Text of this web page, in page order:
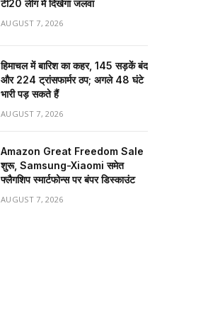
टी20 लीग में दिखेगा जलवा
AUGUST 7, 2026
हिमाचल में बारिश का कहर, 145 सड़कें बंद
और 224 ट्रांसफार्मर ठप; अगले 48 घंटे
भारी पड़ सकते हैं
AUGUST 7, 2026
Amazon Great Freedom Sale
शुरू, Samsung-Xiaomi समेत
फ्लैगशिप स्मार्टफोन्स पर बंपर डिस्काउंट
AUGUST 7, 2026